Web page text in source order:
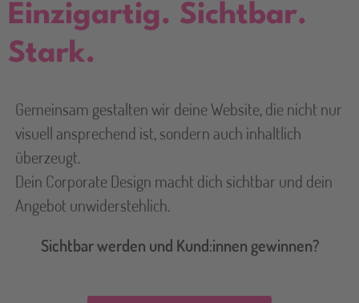
Einzigartig. Sichtbar.
Stark.
Gemeinsam gestalten wir deine Website, die nicht nur
visuell ansprechend ist, sondern auch inhaltlich
überzeugt.
Dein Corporate Design macht dich sichtbar und dein
Angebot unwiderstehlich.
Sichtbar werden und Kund:innen gewinnen?